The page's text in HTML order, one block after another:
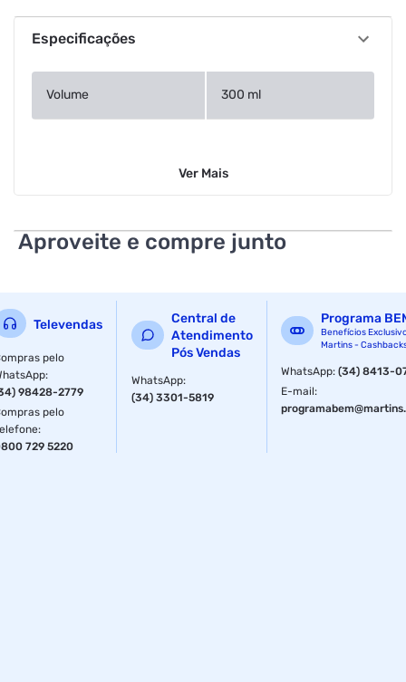
Especificações
Volume 300 ml
Ver Mais
Aproveite e compre junto
Televendas
pelo
:
98428-2779
pelo
:
729 5220
Central de
Atendimento
Pós Vendas
WhatsApp:
(34) 3301-5819
Programa
Benefícios
Martins -
WhatsApp:(34) 8413-
E-mail: